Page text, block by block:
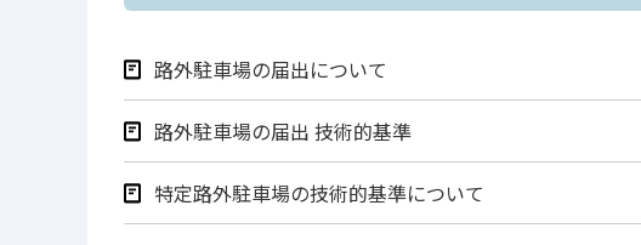
路外駐車場の届出について
路外駐車場の届出 技術的基準
特定路外駐車場の技術的基準について